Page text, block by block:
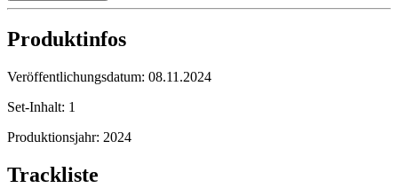
Produktinfos
Veröffentlichungsdatum: 08.11.2024
Set-Inhalt: 1
Produktionsjahr: 2024
Trackliste